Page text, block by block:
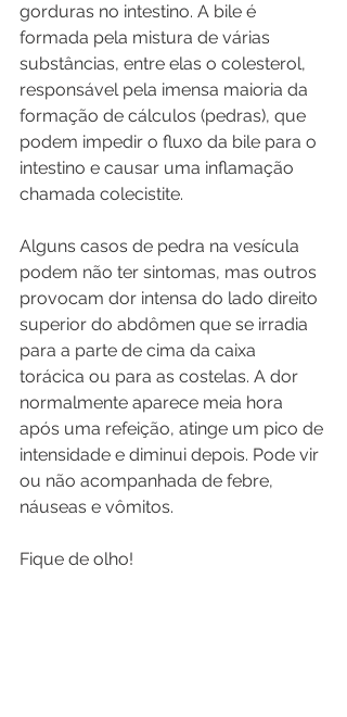
gorduras no intestino. A bile é
formada pela mistura de várias
substâncias, entre elas o colesterol,
responsável pela imensa maioria da
formação de cálculos (pedras), que
podem impedir o fluxo da bile para o
intestino e causar uma inflamação
chamada colecistite.
Alguns casos de pedra na vesícula
podem não ter sintomas, mas outros
provocam dor intensa do lado direito
superior do abdômen que se irradia
para a parte de cima da caixa
torácica ou para as costelas. A dor
normalmente aparece meia hora
após uma refeição, atinge um pico de
intensidade e diminui depois. Pode vir
ou não acompanhada de febre,
náuseas e vômitos.
Fique de olho!